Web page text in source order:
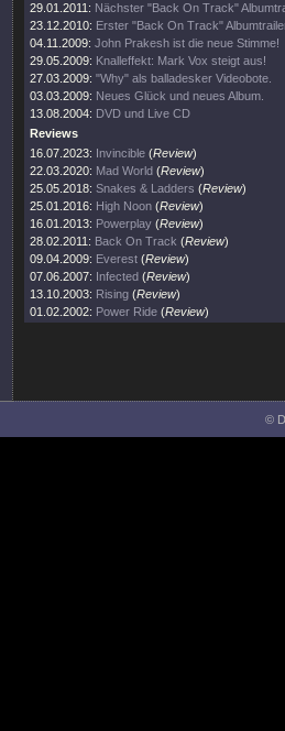
29.01.2011: Nächster "Back On Track"
23.12.2010: Erster "Back On Track"
04.11.2009: John Prakesh ist die neue Stimme!
29.05.2009: Knalleffekt: Mark Vox steigt aus!
27.03.2009: "Why" als balladesker Videobote.
03.03.2009: Neues Glück und neues Album.
13.08.2004: DVD und Live CD
Reviews
16.07.2023: Invincible (Review)
22.03.2020: Mad World (Review)
25.05.2018: Snakes & Ladders (Review)
25.01.2016: High Noon (Review)
16.01.2013: Powerplay (Review)
28.02.2011: Back On Track (Review)
09.04.2009: Everest (Review)
07.06.2007: Infected (Review)
13.10.2003: Rising (Review)
01.02.2002: Power Ride (Review)
©